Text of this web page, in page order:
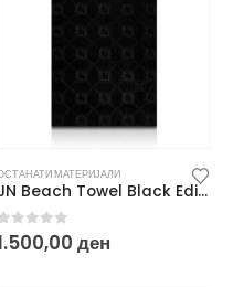
МАТЕРИЈАЛИ
JN Beach Towel Black Edition
out of 5ден